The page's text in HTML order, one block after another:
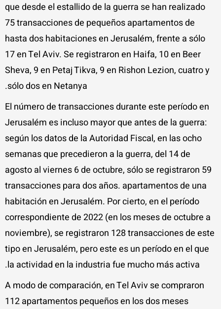
que desde el estallido de la guerra se han realizado
75 transacciones de pequeños apartamentos de
hasta dos habitaciones en Jerusalém, frente a sólo
17 en Tel Aviv. Se registraron en Haifa, 10 en Beer
Sheva, 9 en Petaj Tikva, 9 en Rishon Lezion, cuatro y
sólo dos en Netanya.
El número de transacciones durante este período en
Jerusalém es incluso mayor que antes de la guerra:
según los datos de la Autoridad Fiscal, en las ocho
semanas que precedieron a la guerra, del 14 de
agosto al viernes 6 de octubre, sólo se registraron 59
transacciones para dos años. apartamentos de una
habitación en Jerusalém. Por cierto, en el período
correspondiente de 2022 (en los meses de octubre a
noviembre), se registraron 128 transacciones de este
tipo en Jerusalém, pero este es un período en el que
la actividad en la industria fue mucho más activa.
A modo de comparación, en Tel Aviv se compraron
112 apartamentos pequeños en los dos meses